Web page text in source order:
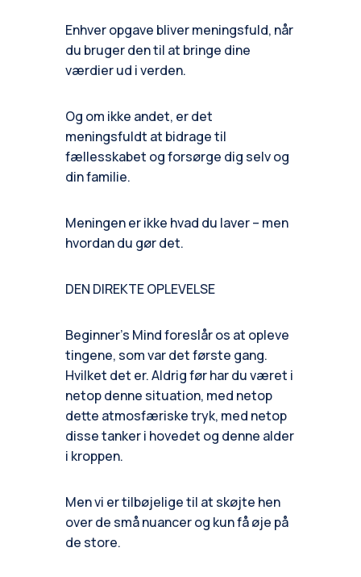
Enhver opgave bliver meningsfuld, når
du bruger den til at bringe dine
værdier ud i verden.
Og om ikke andet, er det
meningsfuldt at bidrage til
fællesskabet og forsørge dig selv og
din familie.
Meningen er ikke hvad du laver – men
hvordan du gør det.
DEN DIREKTE OPLEVELSE
Beginner’s Mind foreslår os at opleve
tingene, som var det første gang.
Hvilket det er. Aldrig før har du været i
netop denne situation, med netop
dette atmosfæriske tryk, med netop
disse tanker i hovedet og denne alder
i kroppen.
Men vi er tilbøjelige til at skøjte hen
over de små nuancer og kun få øje på
de store.